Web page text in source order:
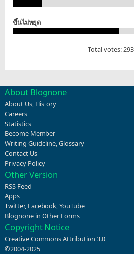
ขึ้นไม่หยุด
Total votes: 293
About Blognone
About Us, History
Careers
Statistics
Become Member
Writing Guideline,Glossary
Contact Us
Privacy Policy
Other Version
RSS Feed
Apps
Twitter, Facebook,YouTube
Blognone in Other Forms
Copyright Notice
Creative Commons Attribution 3.0
©2004-2025